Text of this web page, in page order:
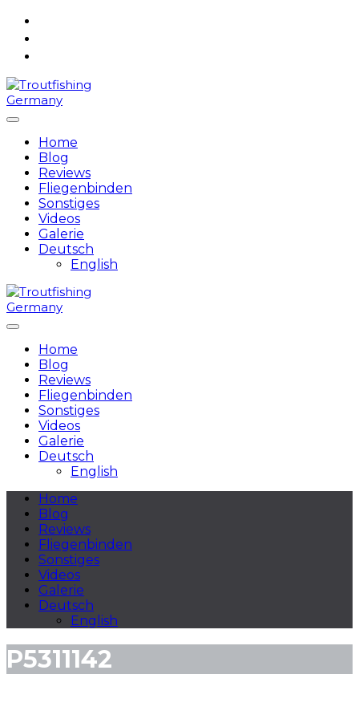
Skip
Home
Blog
Reviews
Fliegenbinden
Sonstiges
Videos
Galerie
Deutsch
English
Home
Blog
Reviews
Fliegenbinden
Sonstiges
Videos
Galerie
Deutsch
English
Home
Blog
Reviews
Fliegenbinden
Sonstiges
Videos
Galerie
Deutsch
English
P5311142